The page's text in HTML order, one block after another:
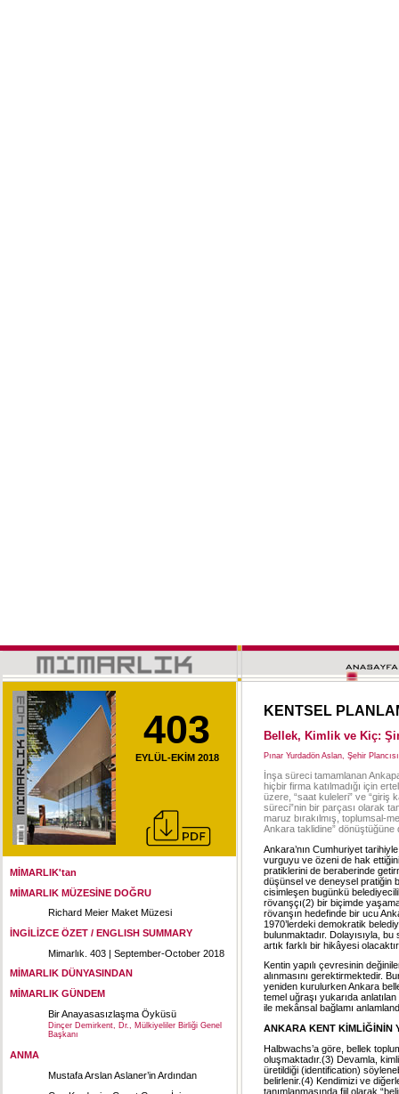
403
EYLÜL-EKİM 2018
MİMARLIK'tan
MİMARLIK MÜZESİNE DOĞRU
Richard Meier Maket Müzesi
İNGİLİZCE ÖZET / ENGLISH SUMMARY
Mimarlık. 403 | September-October 2018
MİMARLIK DÜNYASINDAN
MİMARLIK GÜNDEM
Bir Anayasasızlaşma Öyküsü
Dinçer Demirkent, Dr., Mülkiyeliler Birliği Genel
Başkanı
ANMA
Mustafa Arslan Aslaner’in Ardından
KENTSEL
Bellek, Kimlik ve Kiç:
Pınar Yurdadön Aslan, Şehir
İnşa süreci tamamlanan
hiçbir firma katılmadığı için
üzere, “saat kuleleri” ve “giriş
süreci”nin bir parçası olarak
maruz bırakılmış, toplumsal-
Ankara taklidine” dönüştüğüne
Ankara’nın Cumhuriyet
vurguyu ve özeni de hak
pratiklerini de beraberinde
düşünsel ve deneysel pratiğin
cisimleşen bugünkü
rövanşçı(2) bir biçimde
rövanşın hedefinde bir ucu
1970’lerdeki demokratik
bulunmaktadır. Dolayısıyla, bu
artık farklı bir hikâyesi
Kentin yapılı çevresinin
alınmasını gerektirmektedir.
yeniden kurulurken Ankara
temel uğraşı yukarıda
ile mekânsal bağlamı
ANKARA KENT KİMLİĞİNİN
Halbwachs’a göre, bellek
oluşmaktadır.(3) Devamla,
üretildiği (identification)
belirlenir.(4) Kendimizi ve
tanımlanmasında fiil olarak